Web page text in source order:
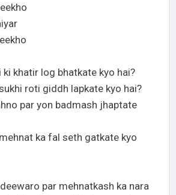
khatir log bhatkate kyo hai?
roti giddh lapkate kyo hai?
par yon badmash jhaptate
ka fal seth gatkate kyo
par mehnatkash ka nara